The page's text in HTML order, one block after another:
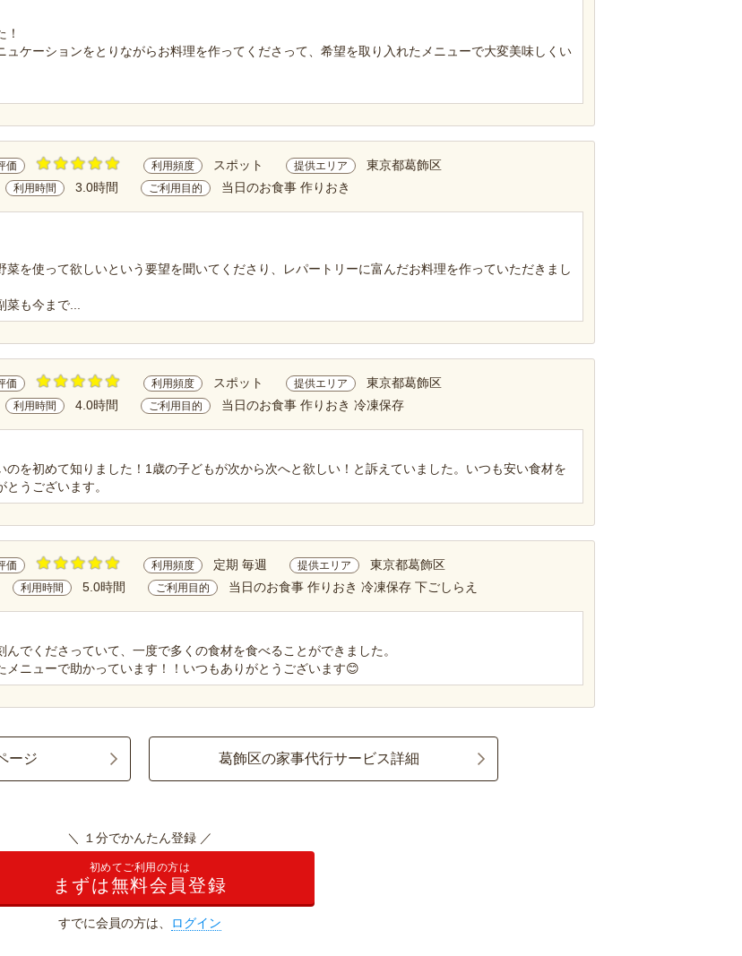
ュケーションをとりながらお料理を作ってくださって、希望を取り入れたメニューで大変美味しくい
価 利用頻度 スポット 提供エリア 東京都葛飾区
利用時間 3.0時間 ご利用目的 当日のお食事 作りおき
菜を使って欲しいという要望を聞いてくださり、レパートリーに富んだお料理を作っていただきまし
菜も今まで...
価 利用頻度 スポット 提供エリア 東京都葛飾区
利用時間 4.0時間 ご利用目的 当日のお食事 作りおき 冷凍保存
のを初めて知りました！1歳の子どもが次から次へと欲しい！と訴えていました。いつも安い食材を
うございます。
価 利用頻度 定期 毎週 提供エリア 東京都葛飾区
利用時間 5.0時間 ご利用目的 当日のお食事 作りおき 冷凍保存 下ごしらえ
でくださっていて、一度で多くの食材を食べることができました。
メニューで助かっています！！いつもありがとうございます😊
ージ 葛飾区の家事代行サービス詳細
＼ １分でかんたん登録 ／
初めてご利用の方は
まずは無料会員登録
すでに会員の方は、 ログイン